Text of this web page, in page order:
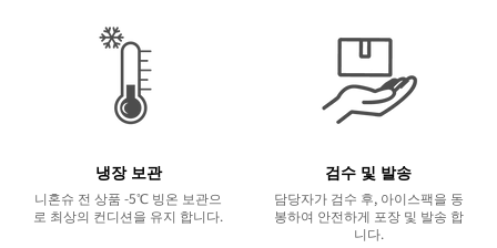
냉장 보관
니혼슈 전 상품 -5℃ 빙온 보관으
로 최상의 컨디션을 유지 합니다.
검수 및 발송
담당자가 검수 후, 아이스팩을 동
봉하여 안전하게 포장 및 발송 합
니다.